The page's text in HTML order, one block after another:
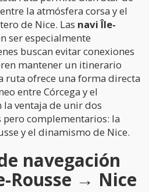
la atmósfera corsa y el
de Nice. Las navi Île-
ser especialmente
buscan evitar conexiones
mantener un itinerario
ruta ofrece una forma directa
entre Córcega y el
la ventaja de unir dos
complementarios: la
y el dinamismo de Nice.
navegación
Rousse → Nice